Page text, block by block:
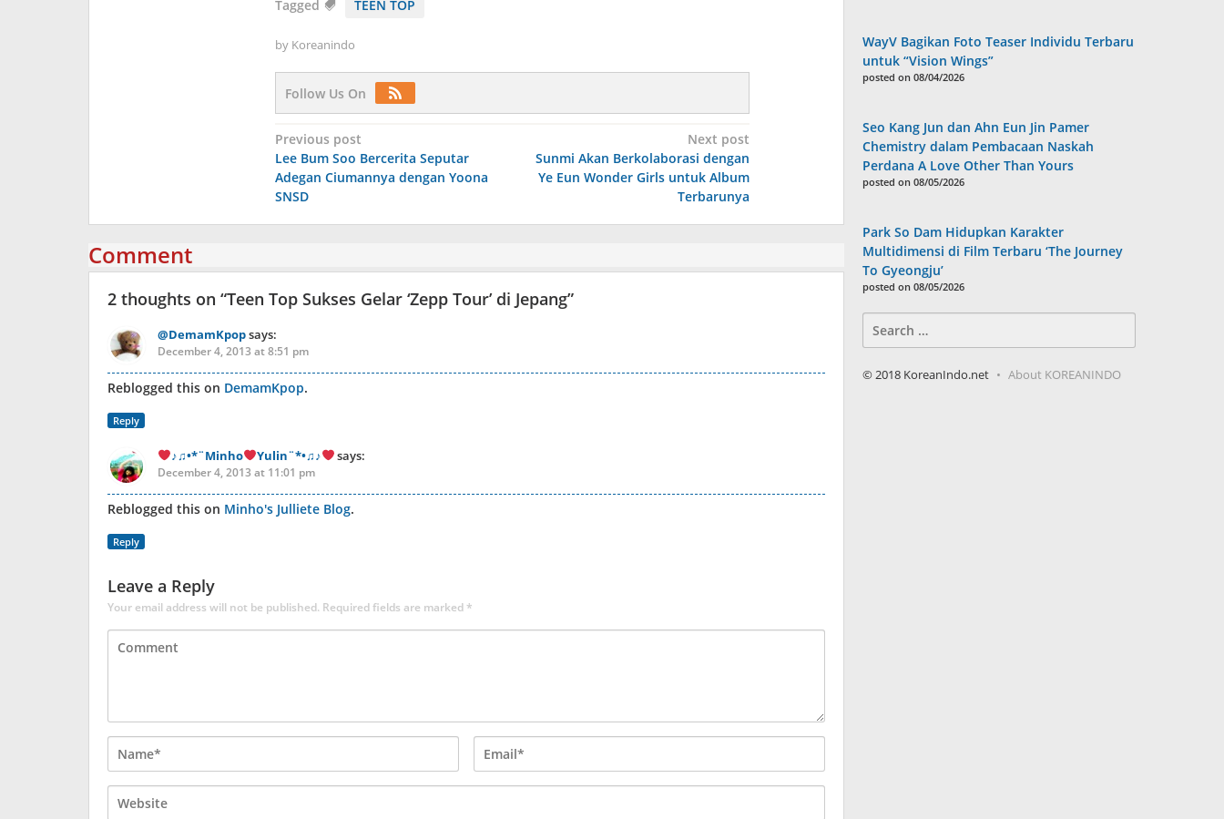
Tagged TEEN TOP
by Koreanindo
Follow Us On
Post
navigation
Previous post
Lee Bum Soo Bercerita Seputar
Adegan Ciumannya dengan Yoona
SNSD
Next post
Sunmi Akan Berkolaborasi dengan
Ye Eun Wonder Girls untuk Album
Terbarunya
Comment
2 thoughts on “Teen Top Sukses Gelar ‘Zepp Tour’ di Jepang”
@DemamKpopsays:
December 4, 2013 at 8:51 pm
Reblogged this on DemamKpop.
Reply
♪♫•*¨Minho Yulin¨*•♫♪ says:
December 4, 2013 at 11:01 pm
Reblogged this on Minho's Julliete Blog.
Reply
Leave a Reply
Your email address will not be published. Required fields are marked*
WayV Bagikan Foto Teaser Individu Terbaru
untuk “Vision Wings”
posted on 08/04/2026
Seo Kang Jun dan Ahn Eun Jin Pamer
Chemistry dalam Pembacaan Naskah
Perdana A Love Other Than Yours
posted on 08/05/2026
Park So Dam Hidupkan Karakter
Multidimensi di Film Terbaru ‘The Journey
To Gyeongju’
posted on 08/05/2026
for:
© 2018 KoreanIndo.net About KOREANINDO